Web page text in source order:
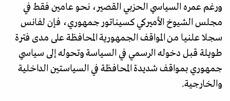
ورغم عمره السياسي الحزبي القصير، نحو عامين فقط في
مجلس الشيوخ الأميركي كسيناتور جمهوري، فإن لفانس
سجلا علنيا من المواقف الجمهورية المحافظة على مدى فترة
طويلة قبل دخوله الرسمي في السياسة وتحوله إلى سياسي
جمهوري بمواقف شديدة المحافظة في السياستين الداخلية
والخارجية.